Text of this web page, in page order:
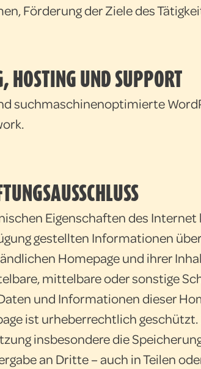
Förderung der Ziele des
HOSTING UND SUPPORT
suchmaschinenoptimierte
Eigenschaften des
gestellten Informationen
Homepage und ihrer
mittelbare oder sonstige
und Informationen dieser
ist urheberrechtlich
insbesondere die
an Dritte – auch in Teilen